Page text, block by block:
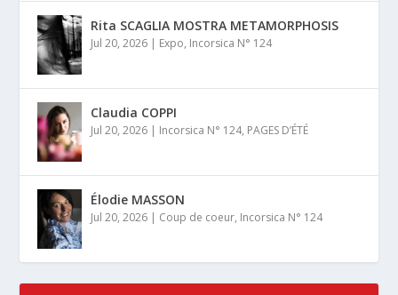
Rita SCAGLIA MOSTRA METAMORPHOSIS
Jul 20, 2026 | Expo, Incorsica N° 124
Claudia COPPI
Jul 20, 2026 | Incorsica N° 124, PAGES D’ÉTÉ
Élodie MASSON
Jul 20, 2026 | Coup de coeur, Incorsica N° 124